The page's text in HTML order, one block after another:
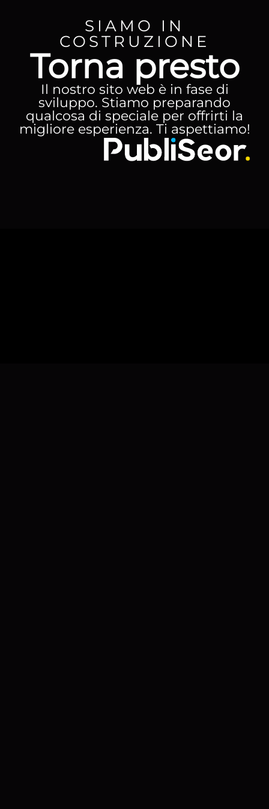
SIAMO IN
COSTRUZIONE
Torna presto
Il nostro sito web è in fase di
sviluppo. Stiamo preparando
qualcosa di speciale per offrirti la
migliore esperienza. Ti aspettiamo!